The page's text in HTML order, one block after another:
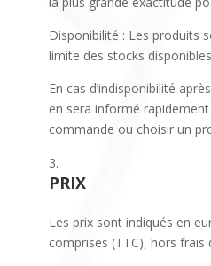
Disponibilité : Les produits
limite des stocks
En cas d’indisponibilité
en sera informé
commande ou choisir un
PRIX
Les prix sont indiqués en
comprises (TTC), hors frais